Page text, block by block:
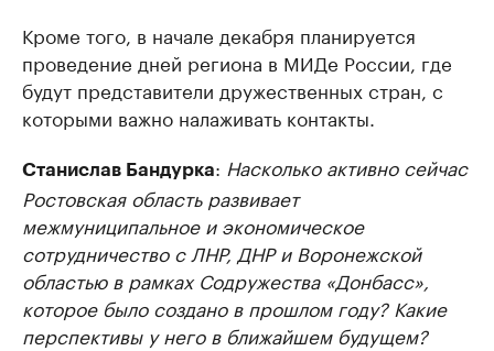
Кроме того, в начале декабря планируется
проведение дней региона в МИДе России, где
будут представители дружественных стран, с
которыми важно налаживать контакты.
Станислав Бандурка: Насколько активно сейчас
Ростовская область развивает
межмуниципальное и экономическое
сотрудничество с ЛНР, ДНР и Воронежской
областью в рамках Содружества «Донбасс»,
которое было создано в прошлом году? Какие
перспективы у него в ближайшем будущем?